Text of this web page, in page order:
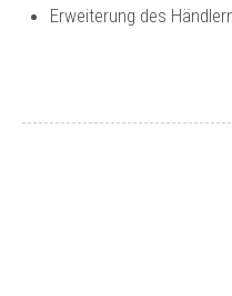
Erweiterung des